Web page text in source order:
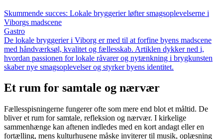
Skummende succes: Lokale bryggerier løfter smagsoplevelserne i
Viborgs madscene
Gastro
De lokale bryggerier i Viborg er med til at forfine byens madscene
med håndværksøl, kvalitet og fællesskab. Artiklen dykker ned i,
hvordan passionen for lokale råvarer og nytænkning i brygkunsten
skaber nye smagsoplevelser og styrker byens identitet.
Et rum for samtale og nærvær
Fællesspisningerne fungerer ofte som mere end blot et måltid. De
bliver et rum for samtale, refleksion og nærvær. I kirkelige
sammenhænge kan aftenen indledes med en kort andagt eller en
fortælling, mens kulturhusene måske inviterer til musik, oplæsning